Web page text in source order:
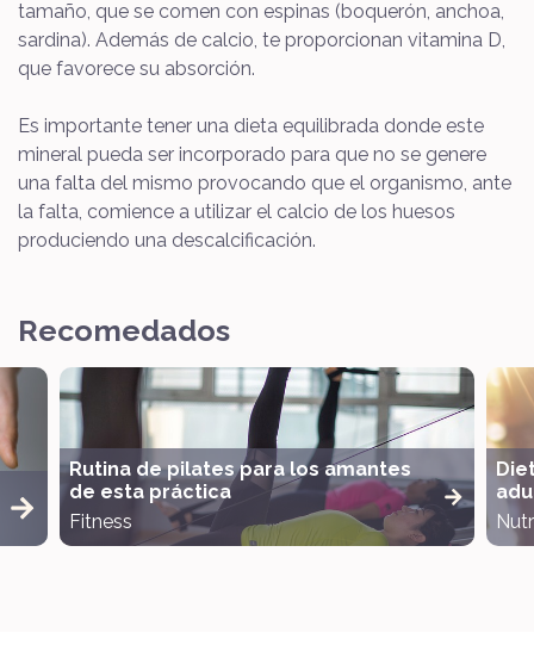
tamaño, que se comen con espinas (boquerón, anchoa,
sardina). Además de calcio, te proporcionan vitamina D,
que favorece su absorción.
Es importante tener una dieta equilibrada donde este
mineral pueda ser incorporado para que no se genere
una falta del mismo provocando que el organismo, ante
la falta, comience a utilizar el calcio de los huesos
produciendo una descalcificación.
Recomedados
Rutina de pilates para los amantes
de esta práctica
Fitness